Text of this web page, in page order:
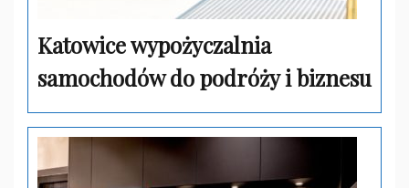
Katowice wypożyczalnia
samochodów do podróży i biznesu